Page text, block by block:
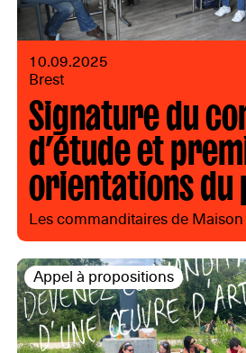
10.09.2025
Brest
Signature du
d’étude et
orientations
Les commanditaires de
Appel à propositions